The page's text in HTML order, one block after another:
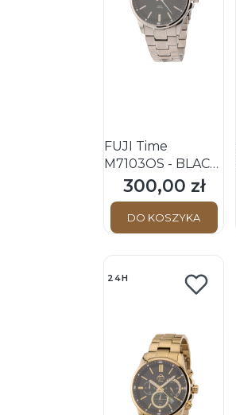
FUJI Time
M7103QS - BLACK
- Męski - Zegarek
kwarcowy na
bransolecie
Cena
300,00 zł
DO KOSZYKA
24H